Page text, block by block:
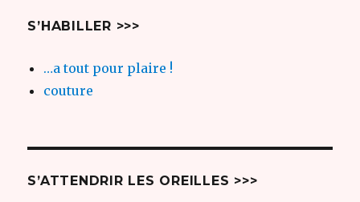
S’HABILLER >>>
…a tout pour plaire !
couture
S’ATTENDRIR LES OREILLES >>>